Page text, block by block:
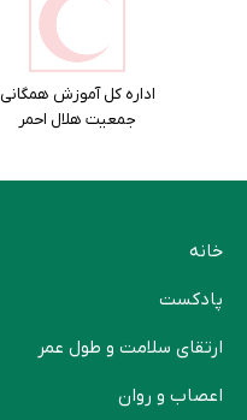
اداره کل آموزش همگانی
جمعیت هلال احمر
خانه
پادکست
ارتقای سلامت و طول عمر
اعصاب و روان